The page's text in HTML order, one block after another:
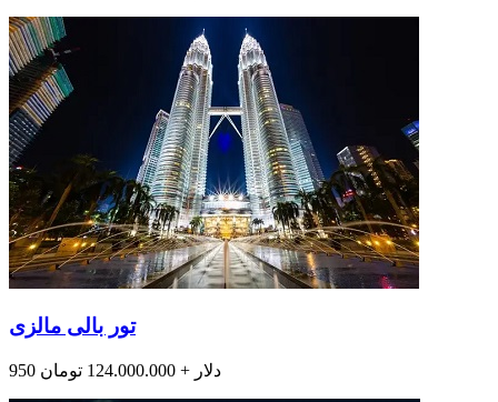
تور بالی مالزی
950 دلار + 124.000.000 تومان